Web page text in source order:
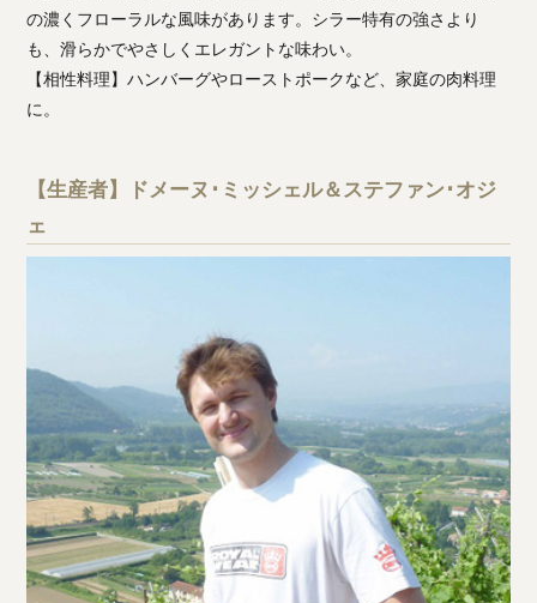
の濃くフローラルな風味があります。シラー特有の強さより
も、滑らかでやさしくエレガントな味わい。
【相性料理】ハンバーグやローストポークなど、家庭の肉料理
に。
【生産者】ドメーヌ･ミッシェル＆ステファン･オジ
ェ